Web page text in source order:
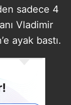
sadece 4
Vladimir
ayak bastı.